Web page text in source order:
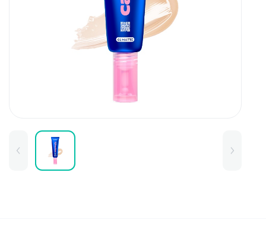
Товары для дома
Колготки и чулки
Для бровей